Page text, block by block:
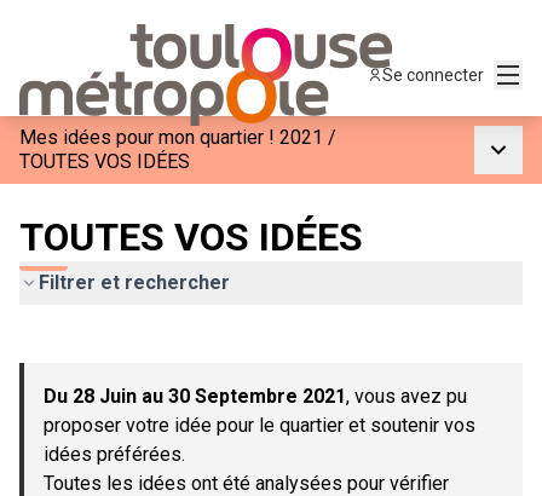
Se connecter
Mes idées pour mon quartier ! 2021 /
TOUTES VOS IDÉES
TOUTES VOS IDÉES
Filtrer et rechercher
−
Du 28 Juin au 30 Septembre 2021, vous avez pu
proposer votre idée pour le quartier et soutenir vos
idées préférées.
Toutes les idées ont été analysées pour vérifier